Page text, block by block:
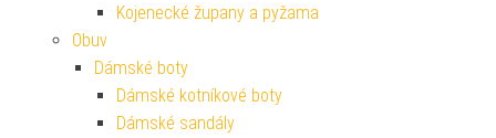
Kojenecké župany a pyžama
Obuv
Dámské boty
Dámské kotníkové boty
Dámské sandály